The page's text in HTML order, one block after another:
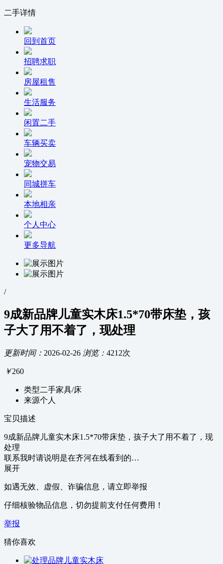
二手详情
回到首页
招聘求职
房屋租售
生活服务
闲置二手
车辆买卖
宠物交易
同城拼车
本地相亲
个人中心
更多导航
/
9成新品牌儿童实木床1.5*70带床垫，孩
子大了用不着了，现处理
更新时间： 2026-02-26 浏览： 4212次
￥260
类型二手家具/床
来源个人
宝贝描述
9成新品牌儿童实木床1.5*70带床垫，孩子大了用不着了，现
处理
联系我时请说明是在齐河在线看到的…
展开
如遇无效、虚假、诈骗信息，请立即举报
仔细核验物品信息，切勿提前支付任何费用！
举报
猜你喜欢